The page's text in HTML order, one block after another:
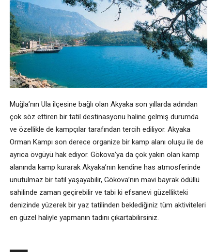
Muğla’nın Ula ilçesine bağlı olan Akyaka son yıllarda adından
çok söz ettiren bir tatil destinasyonu haline gelmiş durumda
ve özellikle de kampçılar tarafından tercih ediliyor. Akyaka
Orman Kampı son derece organize bir kamp alanı oluşu ile de
ayrıca övgüyü hak ediyor. Gökova’ya da çok yakın olan kamp
alanında kamp kurarak Akyaka’nın kendine has atmosferinde
unutulmaz bir tatil yaşayabilir, Gökova’nın mavi bayrak ödüllü
sahilinde zaman geçirebilir ve tabi ki efsanevi güzellikteki
denizinde yüzerek bir yaz tatilinden beklediğiniz tüm aktiviteleri
en güzel haliyle yapmanın tadını çıkartabilirsiniz.